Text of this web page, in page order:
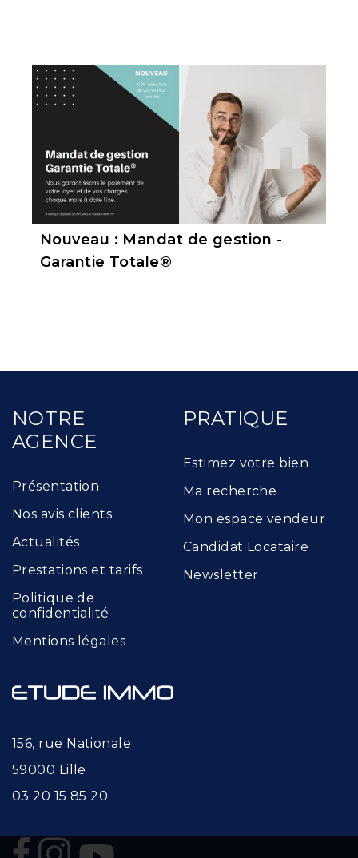
Nouveau : Mandat de gestion -
Garantie Totale®
NOTRE
AGENCE
Présentation
Nos avis clients
Actualités
Prestations et tarifs
Politique de
confidentialité
Mentions légales
PRATIQUE
Estimez votre bien
Ma recherche
Mon espace vendeur
Candidat Locataire
Newsletter
156, rue Nationale
59000 Lille
03 20 15 85 20